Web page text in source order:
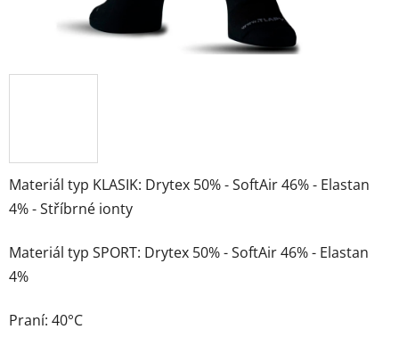
Materiál typ KLASIK: Drytex 50% - SoftAir 46% - Elastan
4% - Stříbrné ionty
Materiál typ SPORT: Drytex 50% - SoftAir 46% - Elastan
4%
Praní: 40°C